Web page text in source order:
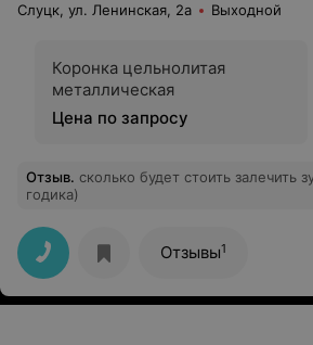
Слуцк, ул. Ленинская, 2а Выходной
Коронка цельнолитая
металлическая
Цена по запросу
Отзыв. сколько будет стоить залечить
годика)
Отзывы1